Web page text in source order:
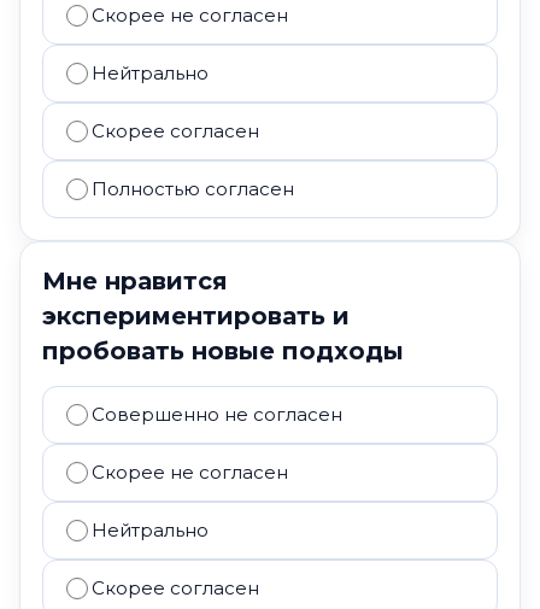
Скорее не согласен
Нейтрально
Скорее согласен
Полностью согласен
Мне нравится
экспериментировать и
пробовать новые подходы
Совершенно не согласен
Скорее не согласен
Нейтрально
Скорее согласен